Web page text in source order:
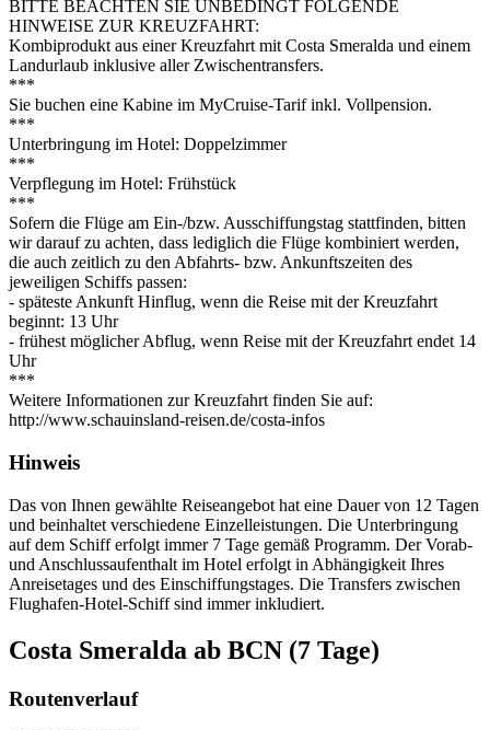
BITTE BEACHTEN SIE UNBEDINGT FOLGENDE
HINWEISE ZUR KREUZFAHRT:
Kombiprodukt aus einer Kreuzfahrt mit Costa Smeralda und einem
Landurlaub inklusive aller Zwischentransfers.
***
Sie buchen eine Kabine im MyCruise-Tarif inkl. Vollpension.
***
Unterbringung im Hotel: Doppelzimmer
***
Verpflegung im Hotel: Frühstück
***
Sofern die Flüge am Ein-/bzw. Ausschiffungstag stattfinden, bitten
wir darauf zu achten, dass lediglich die Flüge kombiniert werden,
die auch zeitlich zu den Abfahrts- bzw. Ankunftszeiten des
jeweiligen Schiffs passen:
- späteste Ankunft Hinflug, wenn die Reise mit der Kreuzfahrt
beginnt: 13 Uhr
- frühest möglicher Abflug, wenn Reise mit der Kreuzfahrt endet 14
Uhr
***
Weitere Informationen zur Kreuzfahrt finden Sie auf:
http://www.schauinsland-reisen.de/costa-infos
Hinweis
Das von Ihnen gewählte Reiseangebot hat eine Dauer von 12 Tagen
und beinhaltet verschiedene Einzelleistungen. Die Unterbringung
auf dem Schiff erfolgt immer 7 Tage gemäß Programm. Der Vorab-
und Anschlussaufenthalt im Hotel erfolgt in Abhängigkeit Ihres
Anreisetages und des Einschiffungstages. Die Transfers zwischen
Flughafen-Hotel-Schiff sind immer inkludiert.
Costa Smeralda ab BCN (7 Tage)
Routenverlauf